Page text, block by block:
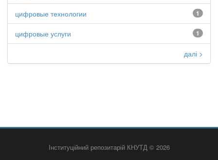
1
цифровые технологии
1
цифровые услуги
далі >
Інституційний репозитарій КНУТД © 2026